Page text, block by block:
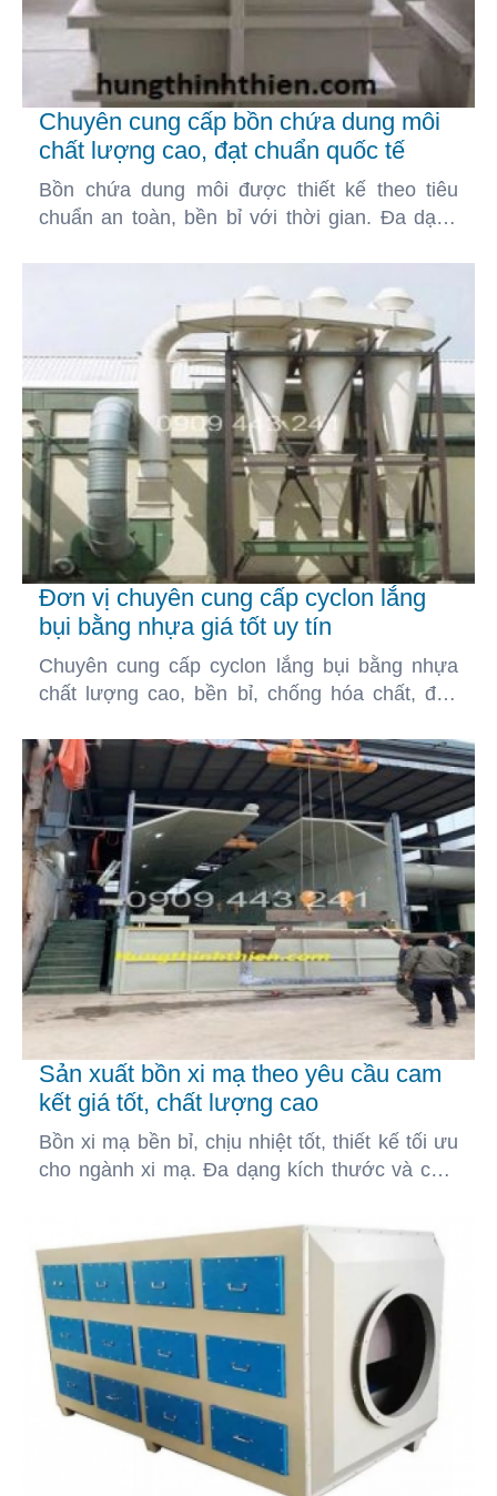
Chuyên cung cấp bồn chứa dung môi
chất lượng cao, đạt chuẩn quốc tế
Bồn chứa dung môi được thiết kế theo tiêu
chuẩn an toàn, bền bỉ với thời gian. Đa dạng
Đơn vị chuyên cung cấp cyclon lắng
bụi bằng nhựa giá tốt uy tín
Chuyên cung cấp cyclon lắng bụi bằng nhựa
chất lượng cao, bền bỉ, chống hóa chất, đáp
khắc nghiệt.
Sản xuất bồn xi mạ theo yêu cầu cam
kết giá tốt, chất lượng cao
Bồn xi mạ bền bỉ, chịu nhiệt tốt, thiết kế tối ưu
cho ngành xi mạ. Đa dạng kích thước và chất